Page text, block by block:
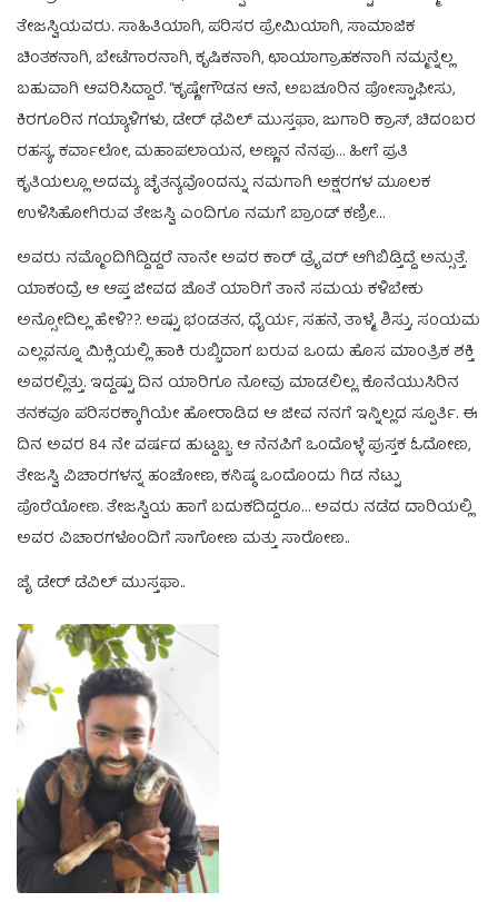
ತೇಜಸ್ವಿಯವರು. ಸಾಹಿತಿಯಾಗಿ, ಪರಿಸರ ಪ್ರೇಮಿಯಾಗಿ, ಸಾಮಾಜಿಕ
ಚಿಂತಕನಾಗಿ, ಬೇಟೆಗಾರನಾಗಿ, ಕೃಷಿಕನಾಗಿ, ಛಾಯಾಗ್ರಾಹಕನಾಗಿ ನಮ್ಮನ್ನೆಲ್ಲ
ಬಹುವಾಗಿ ಆವರಿಸಿದ್ದಾರೆ. “ಕೃಷ್ಣೇಗೌಡನ ಆನೆ, ಅಬಚೂರಿನ ಪೋಸ್ಟಾಫೀಸು,
ಕಿರಗೂರಿನ ಗಯ್ಯಾಳಿಗಳು, ಡೇರ್ ಢೆವಿಲ್ ಮುಸ್ತಫಾ, ಜುಗಾರಿ ಕ್ರಾಸ್, ಚಿದಂಬರ
ರಹಸ್ಯ, ಕರ್ವಾಲೋ, ಮಹಾಪಲಾಯನ, ಅಣ್ಣನ ನೆನಪು… ಹೀಗೆ ಪ್ರತಿ
ಕೃತಿಯಲ್ಲೂ ಅದಮ್ಯ ಚೈತನ್ಯವೊಂದನ್ನು ನಮಗಾಗಿ ಅಕ್ಷರಗಳ ಮೂಲಕ
ಉಳಿಸಿಹೋಗಿರುವ ತೇಜಸ್ವಿ ಎಂದಿಗೂ ನಮಗೆ ಬ್ರಾಂಡ್ ಕಣ್ರೀ…
ಅವರು ನಮ್ಮೊಂದಿಗಿದ್ದಿದ್ದರೆ ನಾನೇ ಅವರ ಕಾರ್ ಡ್ರೈವರ್ ಆಗಿಬಿಡ್ತಿದ್ದೆ ಅನ್ಸುತ್ತೆ.
ಯಾಕಂದ್ರೆ ಆ ಆಪ್ತ ಜೀವದ ಜೊತೆ ಯಾರಿಗೆ ತಾನೆ ಸಮಯ ಕಳಿಬೇಕು
ಅನ್ಸೋದಿಲ್ಲ ಹೇಳಿ??. ಅಷ್ಟು ಭಂಡತನ, ಧೈರ್ಯ, ಸಹನೆ, ತಾಳ್ಮೆ, ಶಿಸ್ತು, ಸಂಯಮ
ಎಲ್ಲವನ್ನೂ ಮಿಕ್ಸಿಯಲ್ಲಿ ಹಾಕಿ ರುಬ್ಬಿದಾಗ ಬರುವ ಒಂದು ಹೊಸ ಮಾಂತ್ರಿಕ ಶಕ್ತಿ
ಅವರಲ್ಲಿತ್ತು. ಇದ್ದಷ್ಟು ದಿನ ಯಾರಿಗೂ ನೋವು ಮಾಡಲಿಲ್ಲ. ಕೊನೆಯುಸಿರಿನ
ತನಕವೂ ಪರಿಸರಕ್ಕಾಗಿಯೇ ಹೋರಾಡಿದ ಆ ಜೀವ ನನಗೆ ಇನ್ನಿಲ್ಲದ ಸ್ಪೂರ್ತಿ. ಈ
ದಿನ ಅವರ 84 ನೇ ವರ್ಷದ ಹುಟ್ದಬ್ಬ. ಆ ನೆನಪಿಗೆ ಒಂದೊಳ್ಳೆ ಪುಸ್ತಕ ಓದೋಣ,
ತೇಜಸ್ವಿ ವಿಚಾರಗಳನ್ನ ಹಂಚೋಣ, ಕನಿಷ್ಠ ಒಂದೊಂದು ಗಿಡ ನೆಟ್ಟು
ಪೊರೆಯೋಣ. ತೇಜಸ್ವಿಯ ಹಾಗೆ ಬದುಕದಿದ್ದರೂ… ಅವರು ನಡೆದ ದಾರಿಯಲ್ಲಿ
ಅವರ ವಿಚಾರಗಳೊಂದಿಗೆ ಸಾಗೋಣ ಮತ್ತು ಸಾರೋಣ..
ಜೈ ಡೇರ್ ಡೆವಿಲ್ ಮುಸ್ತಫಾ..